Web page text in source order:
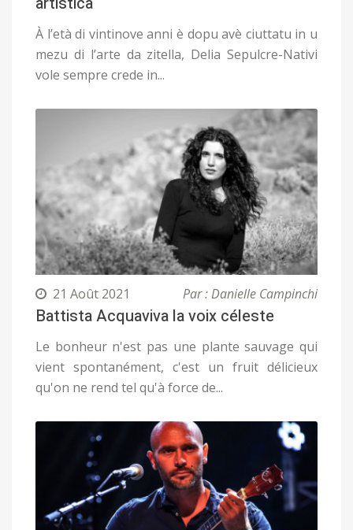
À l’età di vintinove anni è dopu avè ciuttatu in u
mezu di l’arte da zitella, Delia Sepulcre-Nativi
vole sempre crede in...
21 Août 2021 Par : Danielle Campinchi
Battista Acquaviva la voix céleste
Le bonheur n'est pas une plante sauvage qui
vient spontanément, c'est un fruit délicieux
qu'on ne rend tel qu'à force de...